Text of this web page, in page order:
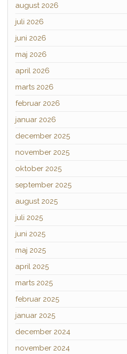
august 2026
juli 2026
juni 2026
maj 2026
april 2026
marts 2026
februar 2026
januar 2026
december 2025
november 2025
oktober 2025
september 2025
august 2025
juli 2025
juni 2025
maj 2025
april 2025
marts 2025
februar 2025
januar 2025
december 2024
november 2024